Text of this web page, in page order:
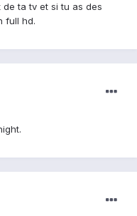
ta tv et si tu as des
full hd.